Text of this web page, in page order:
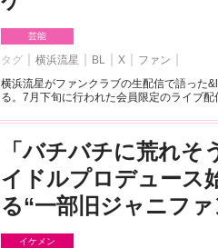
芸能
タグ 横浜流星 BL X
ファン
横浜流星がファンクラブの生配信で語った
る。7月下旬に行われた会員限定のライブ配
「バチバチに荒れ
イドルプロデュース
る“一部旧ジャニフ
イケメン